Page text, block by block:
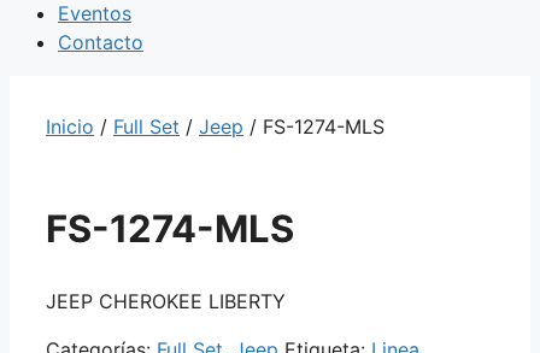
Eventos
Contacto
Inicio / Full Set / Jeep / FS-1274-MLS
FS-1274-MLS
JEEP CHEROKEE LIBERTY